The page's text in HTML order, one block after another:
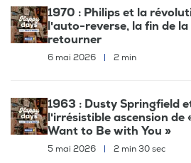
1970 : Philips et la
l'auto-reverse, la fin de
retourner
6 mai 2026 | 2 min
1963 : Dusty Springfield
l'irrésistible ascension de
Want to Be with You »
5 mai 2026 | 2 min 30 sec